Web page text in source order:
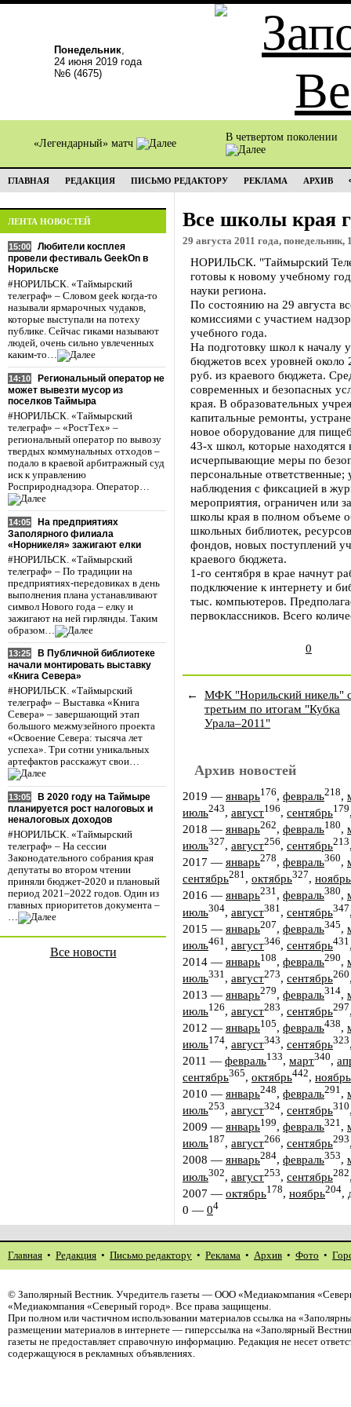
Понедельник,
24 июня 2019 года
№6 (4675)
«Легендарный» матч
В четвертом поколении
ГЛАВНАЯ РЕДАКЦИЯ ПИСЬМО РЕДАКТОРУ РЕКЛАМА АРХИВ
ЛЕНТА НОВОСТЕЙ
15:00
Любители косплея
провели фестиваль GeekOn в
Норильске
#НОРИЛЬСК. «Таймырский
телеграф» – Словом geek когда-то
называли ярмарочных чудаков,
которые выступали на потеху
публике. Сейчас гиками называют
людей, очень сильно увлеченных
каким-то…
14:10
Региональный оператор не
может вывезти мусор из
поселков Таймыра
#НОРИЛЬСК. «Таймырский
телеграф» – «РостТех» –
региональный оператор по вывозу
твердых коммунальных отходов –
подало в краевой арбитражный суд
иск к управлению
Росприроднадзора. Оператор…
14:05
На предприятиях
Заполярного филиала
«Норникеля» зажигают елки
#НОРИЛЬСК. «Таймырский
телеграф» – По традиции на
предприятиях-передовиках в день
выполнения плана устанавливают
символ Нового года – елку и
зажигают на ней гирлянды. Таким
образом…
13:25
В Публичной библиотеке
начали монтировать выставку
«Книга Севера»
#НОРИЛЬСК. «Таймырский
телеграф» – Выставка «Книга
Севера» – завершающий этап
большого межмузейного проекта
«Освоение Севера: тысяча лет
успеха». Три сотни уникальных
артефактов расскажут свои…
13:05
В 2020 году на Таймыре
планируется рост налоговых и
неналоговых доходов
#НОРИЛЬСК. «Таймырский
телеграф» – На сессии
Законодательного собрания края
депутаты во втором чтении
приняли бюджет-2020 и плановый
период 2021–2022 годов. Один из
главных приоритетов документа –
…
Все новости
Все школы края
29 августа 2011 года, понедельник,
НОРИЛЬСК. "Таймырский
готовы к новому учебному
науки региона.
По состоянию на 29 августа
комиссиями с участием
учебного года.
На подготовку школ к началу
бюджетов всех уровней
руб. из краевого бюджета.
современных и безопасных
края. В образовательных
капитальные ремонты,
новое оборудование для
43-х школ, которые
исчерпывающие меры по
персональные
наблюдения с фиксацией в
мероприятия, ограничен или
школы края в полном объеме
школьных библиотек,
фондов, новых поступлений
краевого бюджета.
1-го сентября в крае начнут
подключение к интернету и
тыс. компьютеров.
первоклассников. Всего
0
←
МФК "Норильский никель"
третьим по итогам "Кубка
Урала–2011"
Архив новостей
2019 — январь176, февраль218,
июль243, август196, сентябрь179
2018 — январь262, февраль180,
июль327, август256, сентябрь213
2017 — январь278, февраль360,
сентябрь281, октябрь327, ноябрь
2016 — январь231, февраль380,
июль304, август381 , сентябрь347
2015 — январь207, февраль345,
июль461 , август346, сентябрь431
2014 — январь108, февраль290,
июль331 , август273, сентябрь260
2013 — январь279, февраль314,
июль126, август283, сентябрь297
2012 — январь105, февраль438,
июль174, август343, сентябрь323
2011 — февраль133, март340,
сентябрь365, октябрь442, ноябрь
2010 — январь248, февраль291,
июль253, август324, сентябрь310
2009 — январь199, февраль321,
июль187, август266, сентябрь293
2008 — январь284, февраль353,
июль302, август253, сентябрь282
2007 — октябрь178, ноябрь204,
0 — 04
Главная • Редакция • Письмо редактору • Реклама • Архив • Фото •
© Заполярный Вестник. Учредитель газеты — ООО «Медиакомпания
«Медиакомпания «Северный город». Все права защищены.
При полном или частичном использовании материалов ссылка на
размещении материалов в интернете — гиперссылка на «Заполярный
газеты не предоставляет справочную информацию. Редакция не несет
содержащуюся в рекламных объявлениях.